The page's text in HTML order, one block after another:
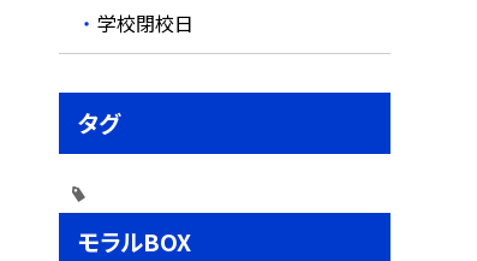
学校閉校日
タグ
モラルBOX